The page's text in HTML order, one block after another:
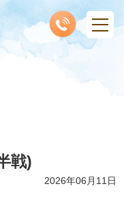
戦)
2026年06月11日